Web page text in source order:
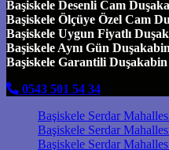
Başiskele Desenli Cam
Başiskele Ölçüye Özel Cam
Başiskele Uygun Fiyatlı
Başiskele Aynı Gün
Başiskele Garantili
0543 501 54 34
Başiskele Serdar
Başiskele Serdar
Başiskele Serdar